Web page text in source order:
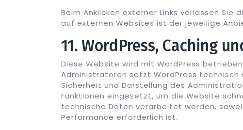
Beim Anklicken externer Links verlassen Sie
auf externen Websites ist der jeweilige
11. WordPress, Caching
Diese Website wird mit WordPress
Administratoren setzt WordPress technisch
Sicherheit und Darstellung des
Funktionen eingesetzt, um die Website
technische Daten verarbeitet werden,
Performance erforderlich ist.